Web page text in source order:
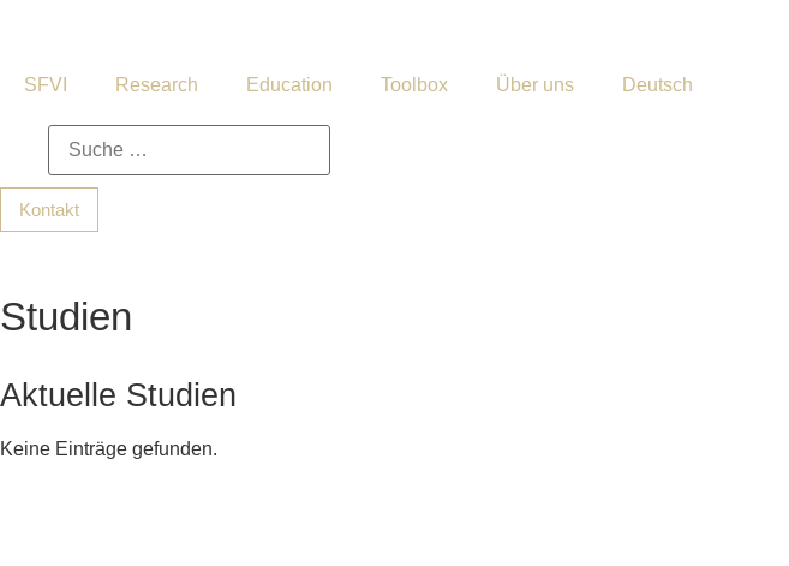
SFVI Research Education Toolbox Über uns Deutsch
Kontakt
Studien
Aktuelle Studien
Keine Einträge gefunden.